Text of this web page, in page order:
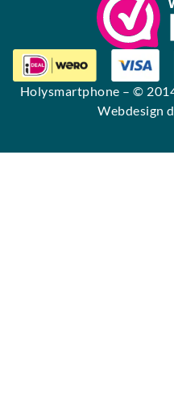
Holysmartphone – ©
Webdesign